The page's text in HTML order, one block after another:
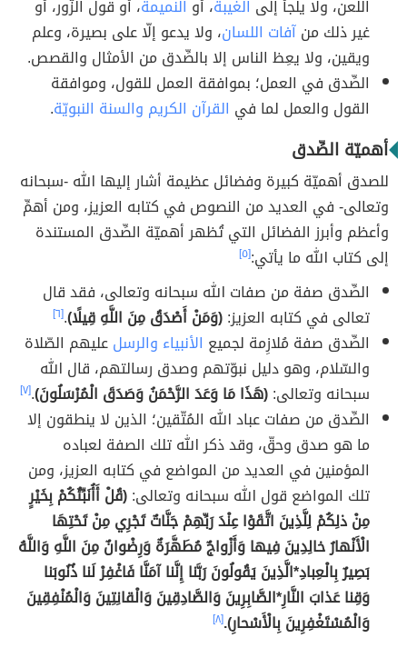
اللّعن، ولا يلجأ إلى الغيبة، أو النميمة، أو قول الزّور، أو
غير ذلك منآفات اللسان، ولا يدعو إلّا على بصيرة، وعلم
ويقين، ولا يعِظ الناس إلا بالصِّدق من الأمثال والقصص.
الصِّدق في العمل؛ بموافقة العمل للقول، وموافقة
القول والعمل لما في القرآن الكريم والسنة النبويّة.
أهميّة الصِّدق
للصدق أهميّة كبيرة وفضائل عظيمة أشار إليها الله -سبحانه
وتعالى- في العديد من النصوص في كتابه العزيز، ومن أهمِّ
وأعظم وأبرز الفضائل التي تُظهر أهميّة الصِّدق المستندة
إلى كتاب الله ما يأتي:[٥]
الصِّدق صفة من صفات الله سبحانه وتعالى، فقد قال
تعالى في كتابه العزيز:(وَمَنْ أَصْدَقُ مِنَ اللَّهِ قِيلًا).[٦]
الصِّدق صفة مُلازِمة لجميع الأنبياء والرسلعليهم الصّلاة
والسّلام، وهو دليل نبوّتهم وصدق رسالتهم، قال الله
سبحانه وتعالى:(هَذَا مَا وَعَدَ الرَّحْمَنُ وَصَدَقَ الْمُرْسَلُونَ).[٧]
الصِّدق من صفات عباد الله المُتّقين؛ الذين لا ينطقون إلا
ما هو صدق وحقّ، وقد ذكر الله تلك الصفة لعباده
المؤمنين في العديد من المواضع في كتابه العزيز، ومن
تلك المواضع قول الله سبحانه وتعالى:(قُلْ أَأُنَبِّئُكُمْ بِخَيْرٍ
مِنْ ذلِكُمْ لِلَّذِينَ اتَّقَوْا عِنْدَ رَبِّهِمْ جَنَّاتٌ تَجْرِي مِنْ تَحْتِهَا
الْأَنْهارُ خالِدِينَ فِيها وَأَزْواجٌ مُطَهَّرَةٌ وَرِضْوانٌ مِنَ اللَّهِ وَاللَّهُ
بَصِيرٌ بِالْعِبادِ*الَّذِينَ يَقُولُونَ رَبَّنا إِنَّنا آمَنَّا فَاغْفِرْ لَنا ذُنُوبَنا
وَقِنا عَذابَ النَّارِ*الصَّابِرِينَ وَالصَّادِقِينَ وَالْقانِتِينَ وَالْمُنْفِقِينَ
وَالْمُسْتَغْفِرِينَ بِالْأَسْحارِ).[٨]